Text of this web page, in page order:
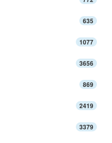
635
1077
3656
869
2419
3379